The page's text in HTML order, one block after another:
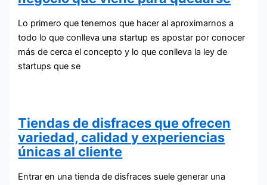
Lo primero que tenemos que hacer al aproximarnos a
todo lo que conlleva una startup es apostar por conocer
más de cerca el concepto y lo que conlleva la ley de
startups que se
Tiendas de disfraces que ofrecen
variedad, calidad y experiencias
únicas al cliente
Entrar en una tienda de disfraces suele generar una